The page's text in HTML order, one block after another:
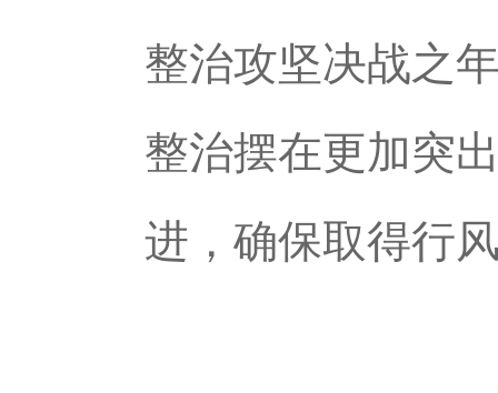
整治攻坚决战之
整治摆在更加突
进，确保取得行